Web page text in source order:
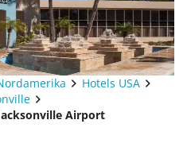
Hotels USA
Airport